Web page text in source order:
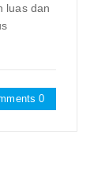
luas dan
0